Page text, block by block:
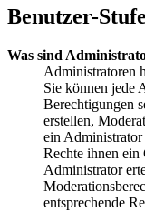
Benutzer-
Was sind
Administratoren
Sie können jede
Berechtigungen
erstellen,
ein
Rechte ihnen ein
Administrator
entsprechende